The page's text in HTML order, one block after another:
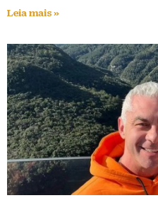
Leia mais »